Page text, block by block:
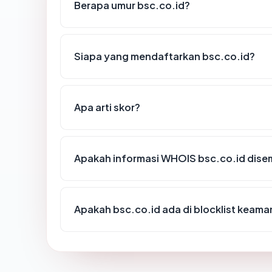
Berapa umur bsc.co.id?
Siapa yang mendaftarkan bsc.co.id?
Apa arti skor?
Apakah informasi WHOIS bsc.co.id
Apakah bsc.co.id ada di blocklist